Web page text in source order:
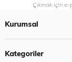
Çıkmak için e-
Kurumsal
Kategoriler